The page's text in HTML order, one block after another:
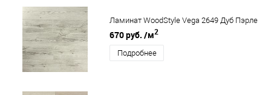
Ламинат WoodStyle Vega 2649 Дуб Пэрле
670 руб. /м2
Подробнее